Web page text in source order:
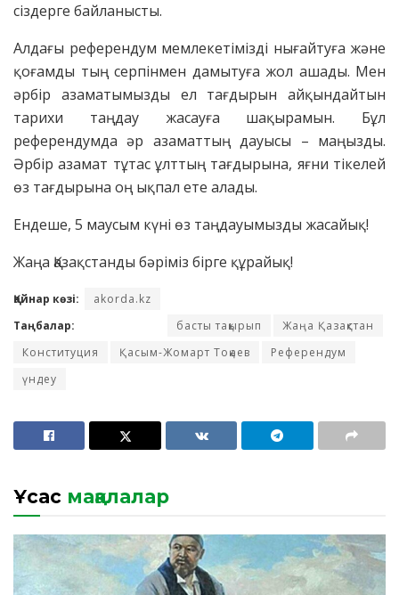
сіздерге байланысты.
Алдағы референдум мемлекетімізді нығайтуға және
қоғамды тың серпінмен дамытуға жол ашады. Мен
әрбір азаматымызды ел тағдырын айқындайтын
тарихи таңдау жасауға шақырамын. Бұл
референдумда әр азаматтың дауысы – маңызды.
Әрбір азамат тұтас ұлттың тағдырына, яғни тікелей
өз тағдырына оң ықпал ете алады.
Ендеше, 5 маусым күні өз таңдауымызды жасайық!
Жаңа Қазақстанды бәріміз бірге құрайық!
Қайнар көзі:
akorda.kz
Таңбалар:
басты тақырып
Жаңа Қазақстан
Конституция
Қасым-Жомарт Тоқаев
Референдум
үндеу
Ұқсас мақалалар